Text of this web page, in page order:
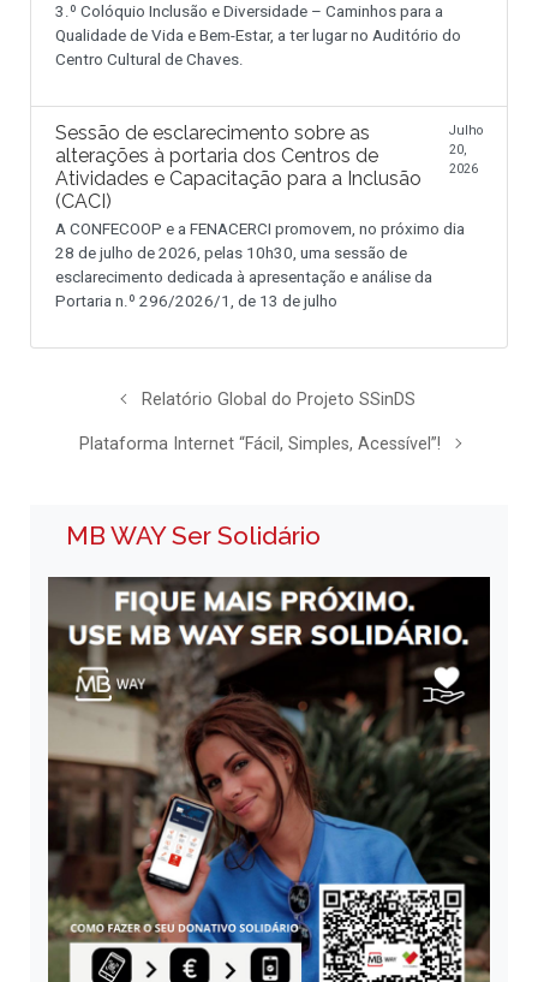
3.º Colóquio Inclusão e Diversidade – Caminhos para a
Qualidade de Vida e Bem-Estar, a ter lugar no Auditório do
Centro Cultural de Chaves.
Sessão de esclarecimento sobre as
alterações à portaria dos Centros de
Atividades e Capacitação para a Inclusão
(CACI)
Julho
20,
2026
A CONFECOOP e a FENACERCI promovem, no próximo dia
28 de julho de 2026, pelas 10h30, uma sessão de
esclarecimento dedicada à apresentação e análise da
Portaria n.º 296/2026/1, de 13 de julho
Relatório Global do Projeto SSinDS
Plataforma Internet “Fácil, Simples, Acessível”!
MB WAY Ser Solidário